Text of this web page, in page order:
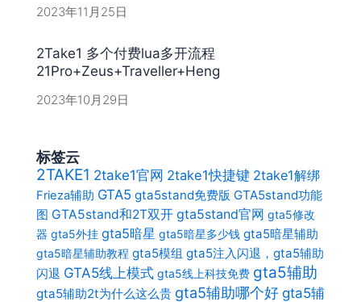
2023年11月25日
2Take1 多个付费lua多开流程
21Pro+Zeus+Traveller+Heng
2023年10月29日
标签云
2TAKE1 2take1官网 2take1快捷键 2take1解绑
Frieza辅助 GTA5 gta5stand免费版 GTA5stand功能
图 GTA5stand和2T双开 gta5stand官网 gta5修改
器 gta5外挂 gta5暗星 gta5暗星多少钱 gta5暗星辅助
gta5暗星辅助教程 gta5模组 gta5注入闪退，gta5辅助
闪退 GTA5线上模式 gta5线上科技免费 gta5辅助
gta5辅助2t为什么这么贵 gta5辅助哪个好gta5辅